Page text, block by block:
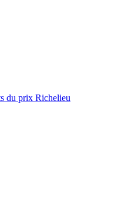
du prix Richelieu